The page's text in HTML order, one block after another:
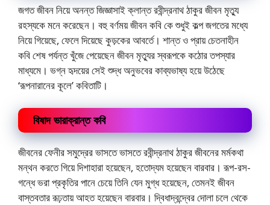
জগত জীবন নিয়ে অনন্ত জিজ্ঞাসাই ক্লান্ত রবীন্দ্রনাথ ঠাকুর জীবন মৃত্যু
রহস্যকে মনে করেছেন। বহু বর্ণময় জীবন কবি কে শুধুই কল্প জগতের মধ্যে
নিয়ে গিয়েছে, ফেলে দিয়েছে কুড়কের আবর্তে। শান্ত ও প্রায় চেতনাহীন
কবি শেষ পর্যন্ত খুঁজে পেয়েছেন জীবন মৃত্যুর স্বরূপকে কঠোর তপস্যার
মাধ্যমে। ভগ্ন হৃদয়ের সেই শুদ্ধ অনুভবের কাব্যভাষ্য হয়ে উঠেছে
‘রূপনারানের কূলে’ কবিতাটি।
বিষাদ ভারাক্রান্ত কবি
জীবনের ফেনীর সমুদ্রের ভাসতে ভাসতে রবীন্দ্রনাথ ঠাকুর জীবনের মর্মকথা
মন্থন করতে গিয়ে দিশাহারা হয়েছেন, হতোদ্যম হয়েছেন বারবার। রূপ-রস-
গন্ধে ভরা প্রকৃতির পানে চেয়ে তিনি যেন মুগ্ধ হয়েছেন, তেমনই জীবন
বাস্তবতার রূঢ়তায় আহত হয়েছেন বারবার। দ্বিধাদ্বন্দ্বের দোলা চলে থেকে